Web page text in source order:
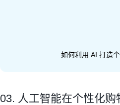
如何利用 AI 打造
03. 人工智能在个性化购